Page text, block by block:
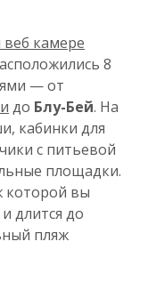
камере
8
— от
до Блу-Бей. На
кабинки для
с питьевой
площадки.
которой вы
длится до
пляж